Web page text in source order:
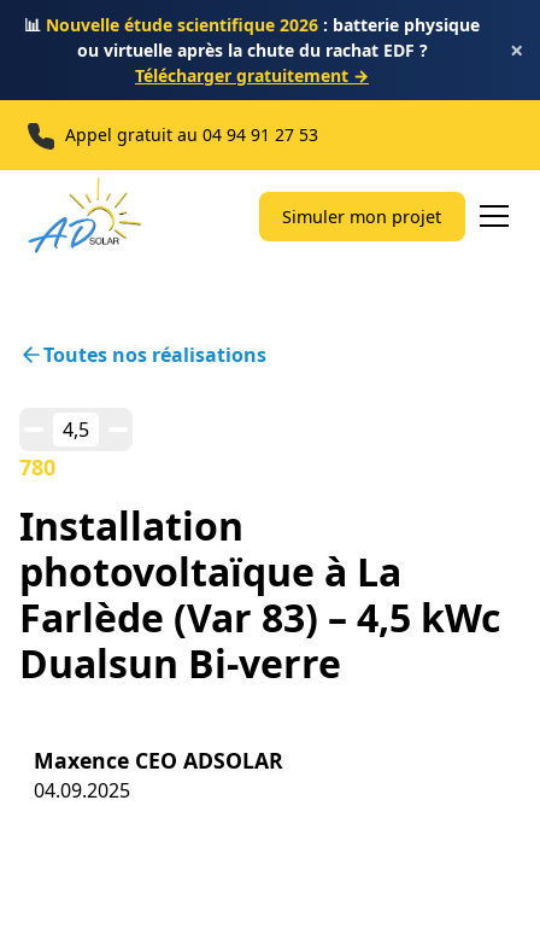
📊 Nouvelle étude scientifique 2026 : batterie physique
ou virtuelle après la chute du rachat EDF ?
Télécharger gratuitement →
×
Appel gratuit au04 94 91 27 53
Simuler mon projet
Toutes nos réalisations
4,5
780
Installation
photovoltaïque à La
Farlède (Var 83) – 4,5 kWc
Dualsun Bi-verre
Maxence CEO ADSOLAR
04.09.2025